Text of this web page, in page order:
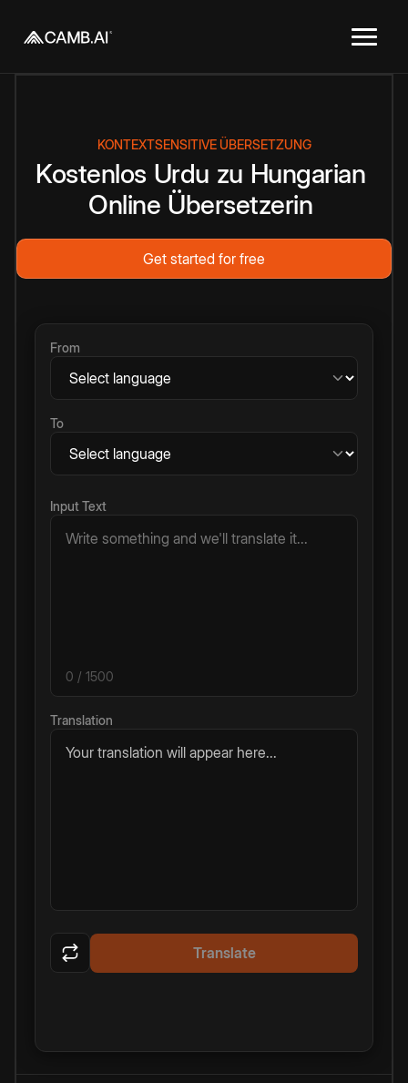
KONTEXTSENSITIVE ÜBERSETZUNG
Kostenlos Urdu zu Hungarian
Online Übersetzerin
Get started for free
From
To
Input Text
0 / 1500
Translation
Your translation will appear here...
Translate